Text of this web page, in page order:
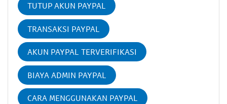
TUTUP AKUN PAYPAL
TRANSAKSI PAYPAL
AKUN PAYPAL TERVERIFIKASI
BIAYA ADMIN PAYPAL
CARA MENGGUNAKAN PAYPAL